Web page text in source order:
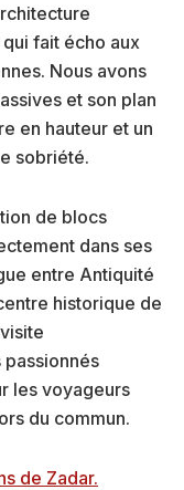
fait écho aux
Nous avons
et son plan
en hauteur et un
sobriété.
de blocs
dans ses
entre Antiquité
historique de
les voyageurs
du commun.
de Zadar.